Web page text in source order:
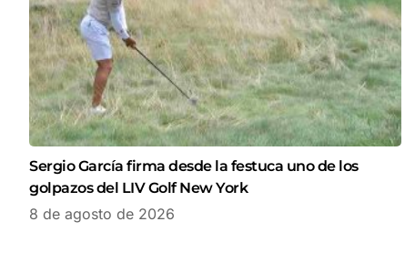
Sergio García firma desde la festuca uno de los
golpazos del LIV Golf New York
8 de agosto de 2026